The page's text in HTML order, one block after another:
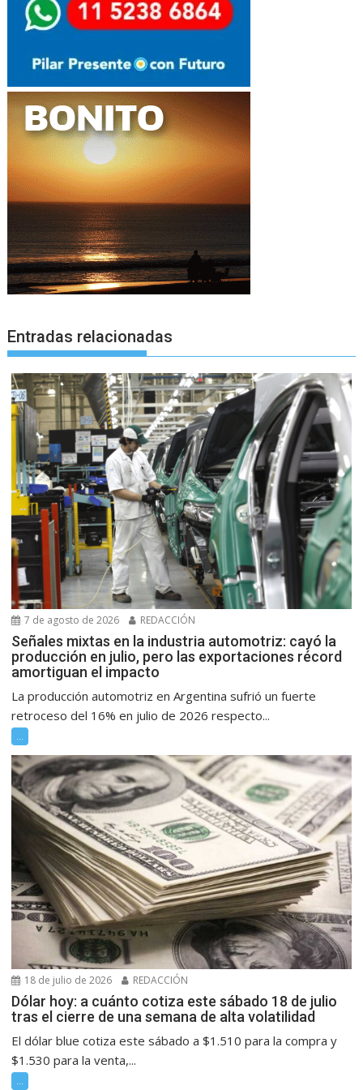
Entradas relacionadas
7 de agosto de 2026 REDACCIÓN
Señales mixtas en la industria automotriz: cayó la
producción en julio, pero las exportaciones récord
amortiguan el impacto
La producción automotriz en Argentina sufrió un fuerte
retroceso del 16% en julio de 2026 respecto...
...
18 de julio de 2026 REDACCIÓN
Dólar hoy: a cuánto cotiza este sábado 18 de julio
tras el cierre de una semana de alta volatilidad
El dólar blue cotiza este sábado a $1.510 para la compra y
$1.530 para la venta,...